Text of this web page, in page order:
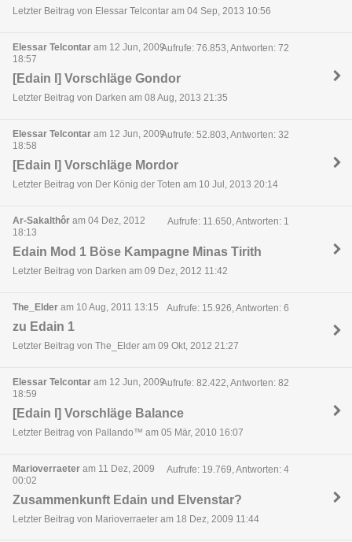
Letzter Beitrag von Elessar Telcontar am 04 Sep, 2013 10:56
Elessar Telcontar am 12 Jun, 2009
18:57
Aufrufe: 76.853, Antworten: 72
[Edain I] Vorschläge Gondor
Letzter Beitrag von Darken am 08 Aug, 2013 21:35
Elessar Telcontar am 12 Jun, 2009
18:58
Aufrufe: 52.803, Antworten: 32
[Edain I] Vorschläge Mordor
Letzter Beitrag von Der König der Toten am 10 Jul, 2013 20:14
Ar-Sakalthôr am 04 Dez, 2012
18:13
Aufrufe: 11.650, Antworten: 1
Edain Mod 1 Böse Kampagne Minas Tirith
Letzter Beitrag von Darken am 09 Dez, 2012 11:42
The_Elder am 10 Aug, 2011 13:15 Aufrufe: 15.926, Antworten: 6
zu Edain 1
Letzter Beitrag von The_Elder am 09 Okt, 2012 21:27
Elessar Telcontar am 12 Jun, 2009
18:59
Aufrufe: 82.422, Antworten: 82
[Edain I] Vorschläge Balance
Letzter Beitrag von Pallando™ am 05 Mär, 2010 16:07
Marioverraeter am 11 Dez, 2009
00:02
Aufrufe: 19.769, Antworten: 4
Zusammenkunft Edain und Elvenstar?
Letzter Beitrag von Marioverraeter am 18 Dez, 2009 11:44